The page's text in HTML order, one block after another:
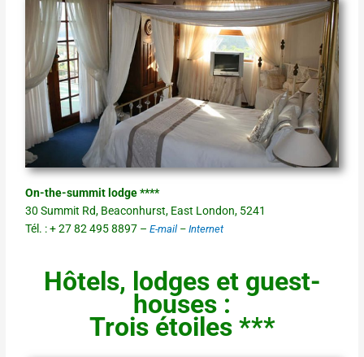
On-the-summit lodge ****
30 Summit Rd, Beaconhurst, East London, 5241
Tél. : + 27 82 495 8897 –E-mail –Internet
Hôtels, lodges et guest-
houses :
Trois étoiles ***